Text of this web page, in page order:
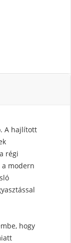
A hajlított
régi
a modern
hogy